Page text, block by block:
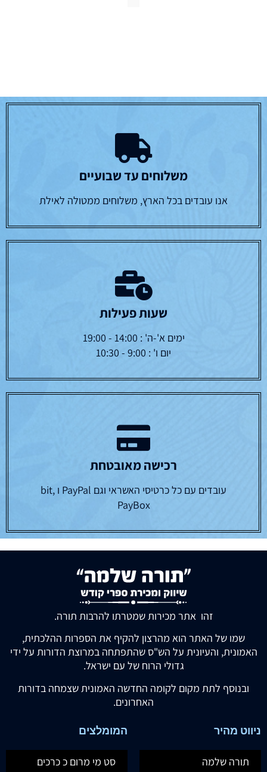
משלוחים עד שבועיים
אנו עובדים בכל הארץ, משלוחים ממטולה לאילת
שעות פעילות
ימים א'-ה' : 14:00 - 19:00
יום ו' : 9:00 - 10:30
רכישה מאובטחת
עובדים עם כל כרטיסי האשראי וגם PayPal ו bit,
PayBox
זהו אתר מכירות שמטרתו להרבות תורה.
שמו של האתר הוא מהרצון להקיף את הספרות ההלכתית,
האמונית, והעיונית על הש"ס שהתפתחה במרוצת הדורות על ידי
גדולי הרוח של עם ישראל.
ובנוסף לתת מקום לקומה החדשה האמונית שצמחה בדורות
האחרונים.
ניווט מהיר
תורה שלמה
המומלצים
סט מי מרום כ כרכים